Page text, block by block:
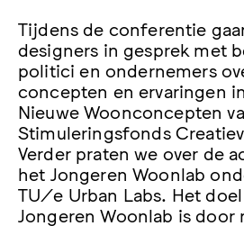
Tijdens de conferentie
designers in gesprek met
politici en ondernemers
concepten en ervaringen
Nieuwe Woonconcepten
Stimuleringsfonds
Verder praten we over de
het Jongeren Woonlab
TU/e Urban Labs. Het
Jongeren Woonlab is door